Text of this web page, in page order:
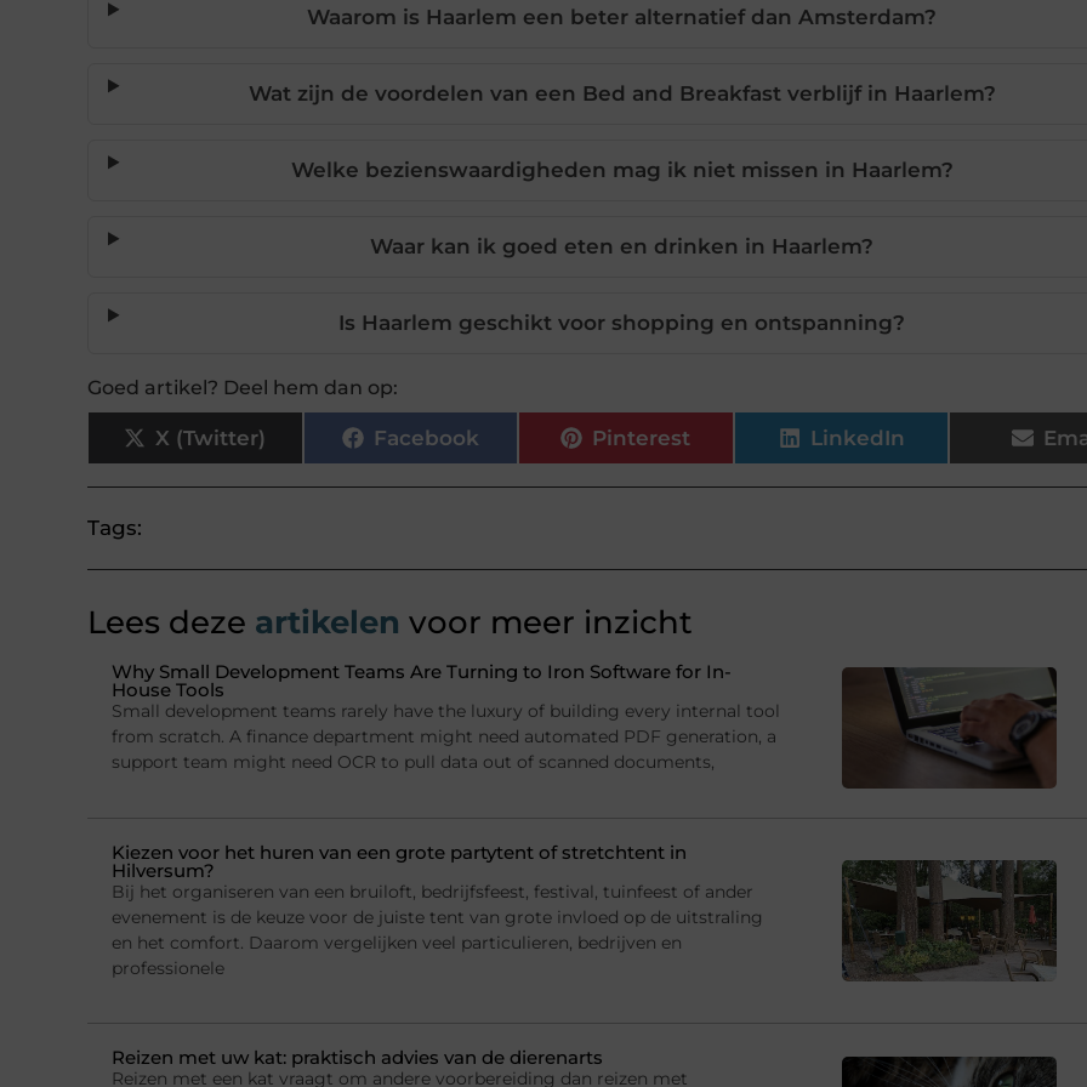
Waarom is Haarlem een beter alternatief dan Amsterdam?
Wat zijn de voordelen van een Bed and Breakfast verblijf in Haarlem?
Welke bezienswaardigheden mag ik niet missen in Haarlem?
Waar kan ik goed eten en drinken in Haarlem?
Is Haarlem geschikt voor shopping en ontspanning?
Goed artikel? Deel hem dan op:
X (Twitter) Facebook Pinterest LinkedIn
Tags:
Lees deze artikelen voor meer inzicht
Why Small Development Teams Are Turning to Iron Software for In-
House Tools
Small development teams rarely have the luxury of building every internal tool
from scratch. A finance department might need automated PDF generation, a
support team might need OCR to pull data out of scanned documents,
Kiezen voor het huren van een grote partytent of stretchtent in
Hilversum?
Bij het organiseren van een bruiloft, bedrijfsfeest, festival, tuinfeest of ander
evenement is de keuze voor de juiste tent van grote invloed op de uitstraling
en het comfort. Daarom vergelijken veel particulieren, bedrijven en
professionele
Reizen met uw kat: praktisch advies van de dierenarts
Reizen met een kat vraagt om andere voorbereiding dan reizen met